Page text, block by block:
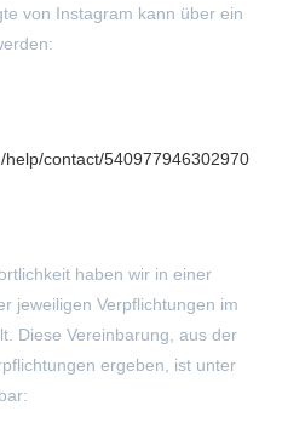
von Instagram kann über ein
help/contact/540977946302970
haben wir in einer
jeweiligen Verpflichtungen im
Diese Vereinbarung, aus der
ergeben, ist unter